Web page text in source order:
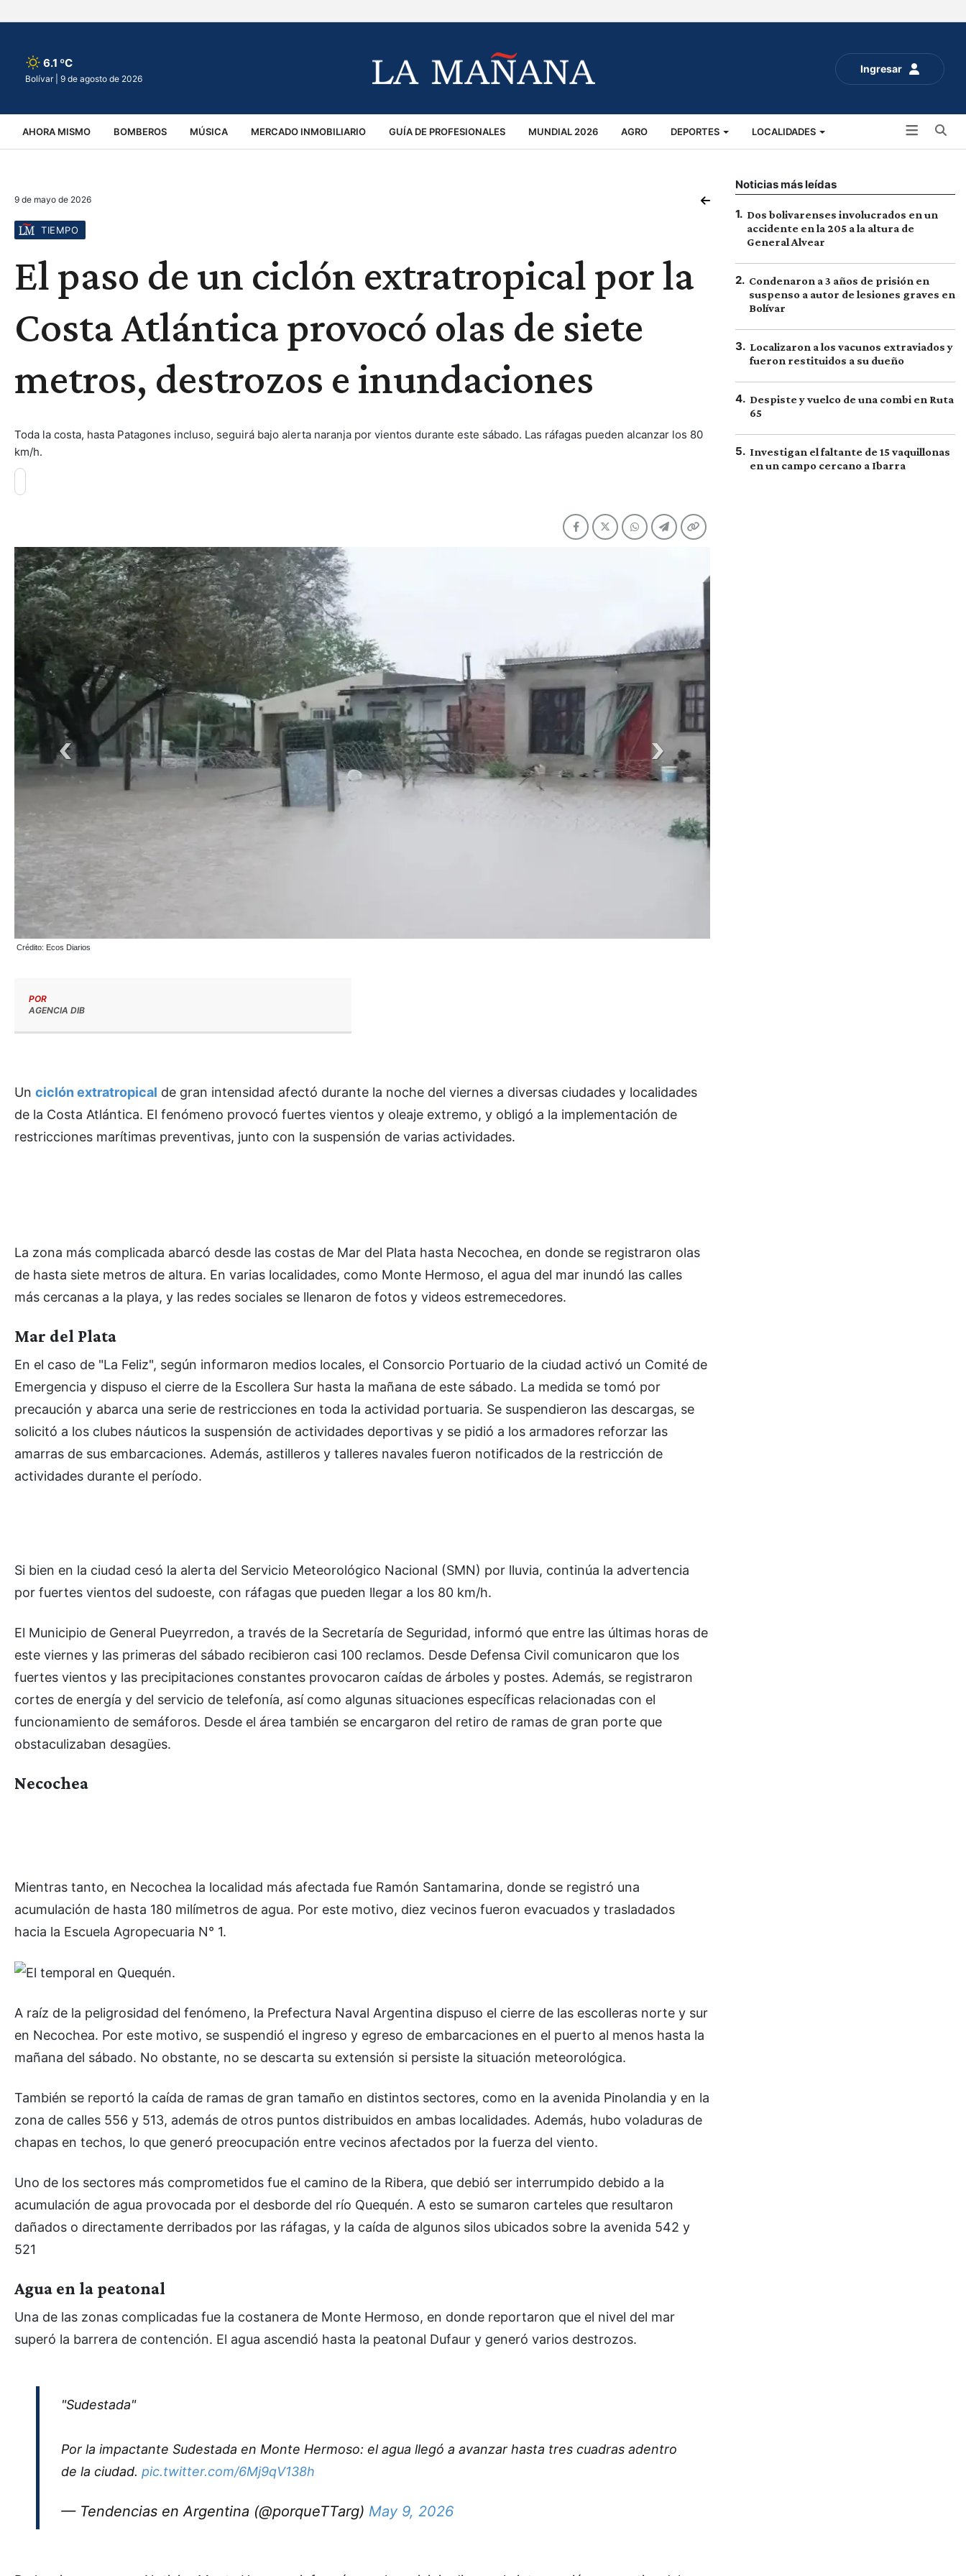
Ingresar
6.1 ºC
Bolívar | 9 de agosto de 2026
AHORA MISMO BOMBEROS MÚSICA MERCADO INMOBILIARIO GUÍA DE PROFESIONALES MUNDIAL 2026 AGRO DEPORTES LOCALIDADES
VIRALES ACCIDENTES
9 de mayo de 2026
TIEMPO
El paso de un ciclón extratropical por la
Costa Atlántica provocó olas de siete
metros, destrozos e inundaciones
Toda la costa, hasta Patagones incluso, seguirá bajo alerta naranja por vientos durante este sábado. Las ráfagas pueden alcanzar los 80
km/h.
Crédito: Ecos Diarios
POR
AGENCIA DIB
Un ciclón extratropical de gran intensidad afectó durante la noche del viernes a diversas ciudades y localidades
de la Costa Atlántica. El fenómeno provocó fuertes vientos y oleaje extremo, y obligó a la implementación de
restricciones marítimas preventivas, junto con la suspensión de varias actividades.
La zona más complicada abarcó desde las costas de Mar del Plata hasta Necochea, en donde se registraron olas
de hasta siete metros de altura. En varias localidades, como Monte Hermoso, el agua del mar inundó las calles
más cercanas a la playa, y las redes sociales se llenaron de fotos y videos estremecedores.
Mar del Plata
En el caso de "La Feliz", según informaron medios locales, el Consorcio Portuario de la ciudad activó un Comité de
Emergencia y dispuso el cierre de la Escollera Sur hasta la mañana de este sábado. La medida se tomó por
precaución y abarca una serie de restricciones en toda la actividad portuaria. Se suspendieron las descargas, se
solicitó a los clubes náuticos la suspensión de actividades deportivas y se pidió a los armadores reforzar las
amarras de sus embarcaciones. Además, astilleros y talleres navales fueron notificados de la restricción de
actividades durante el período.
Si bien en la ciudad cesó la alerta del Servicio Meteorológico Nacional (SMN) por lluvia, continúa la advertencia
por fuertes vientos del sudoeste, con ráfagas que pueden llegar a los 80 km/h.
El Municipio de General Pueyrredon, a través de la Secretaría de Seguridad, informó que entre las últimas horas de
este viernes y las primeras del sábado recibieron casi 100 reclamos. Desde Defensa Civil comunicaron que los
fuertes vientos y las precipitaciones constantes provocaron caídas de árboles y postes. Además, se registraron
cortes de energía y del servicio de telefonía, así como algunas situaciones específicas relacionadas con el
funcionamiento de semáforos. Desde el área también se encargaron del retiro de ramas de gran porte que
obstaculizaban desagües.
Necochea
Mientras tanto, en Necochea la localidad más afectada fue Ramón Santamarina, donde se registró una
acumulación de hasta 180 milímetros de agua. Por este motivo, diez vecinos fueron evacuados y trasladados
hacia la Escuela Agropecuaria N° 1.
A raíz de la peligrosidad del fenómeno, la Prefectura Naval Argentina dispuso el cierre de las escolleras norte y sur
en Necochea. Por este motivo, se suspendió el ingreso y egreso de embarcaciones en el puerto al menos hasta la
mañana del sábado. No obstante, no se descarta su extensión si persiste la situación meteorológica.
También se reportó la caída de ramas de gran tamaño en distintos sectores, como en la avenida Pinolandia y en la
zona de calles 556 y 513, además de otros puntos distribuidos en ambas localidades. Además, hubo voladuras de
chapas en techos, lo que generó preocupación entre vecinos afectados por la fuerza del viento.
Uno de los sectores más comprometidos fue el camino de la Ribera, que debió ser interrumpido debido a la
acumulación de agua provocada por el desborde del río Quequén. A esto se sumaron carteles que resultaron
dañados o directamente derribados por las ráfagas, y la caída de algunos silos ubicados sobre la avenida 542 y
521
Agua en la peatonal
Una de las zonas complicadas fue la costanera de Monte Hermoso, en donde reportaron que el nivel del mar
superó la barrera de contención. El agua ascendió hasta la peatonal Dufaur y generó varios destrozos.
"Sudestada"
Por la impactante Sudestada en Monte Hermoso: el agua llegó a avanzar hasta tres cuadras adentro
de la ciudad. pic.twitter.com/6Mj9qV138h
— Tendencias en Argentina (@porqueTTarg) May 9, 2026
Noticias más leídas
1. Dos bolivarenses involucrados en un
accidente en la 205 a la altura de
General Alvear
2. Condenaron a 3 años de prisión en
suspenso a autor de lesiones graves en
Bolívar
3. Localizaron a los vacunos extraviados y
fueron restituidos a su dueño
4. Despiste y vuelco de una combi en Ruta
65
5. Investigan el faltante de 15 vaquillonas
en un campo cercano a Ibarra